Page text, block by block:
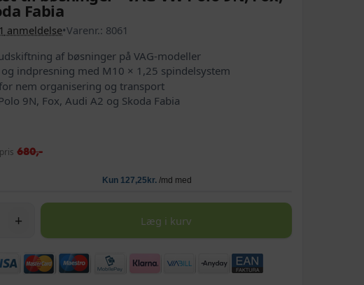
Fabia
1 anmeldelse•Varenr.: 8061
af bøsninger på VAG-modeller
indpresning med M10 × 1,25 spindelsystem
nem organisering og transport
9N, Fox, Audi A2 og Skoda Fabia
680,-
+ Læg i kurv